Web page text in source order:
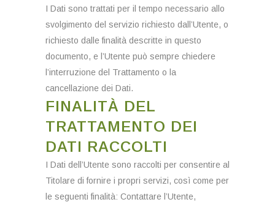
I Dati sono trattati per il tempo necessario allo
svolgimento del servizio richiesto dall’Utente, o
richiesto dalle finalità descritte in questo
documento, e l’Utente può sempre chiedere
l’interruzione del Trattamento o la
cancellazione dei Dati.
FINALITÀ DEL
TRATTAMENTO DEI
DATI RACCOLTI
I Dati dell’Utente sono raccolti per consentire al
Titolare di fornire i propri servizi, così come per
le seguenti finalità: Contattare l’Utente,